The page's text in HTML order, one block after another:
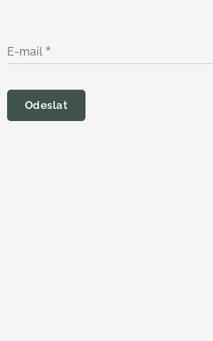
E-mail
Odeslat